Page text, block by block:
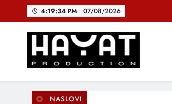
4:19:35 PM 07/08/2026
Hayat Production
Promocija domaće muzike
NASLOVI